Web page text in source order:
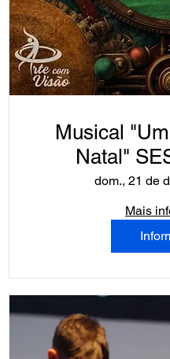
Musical
Natal"
dom., 21 de
Mais